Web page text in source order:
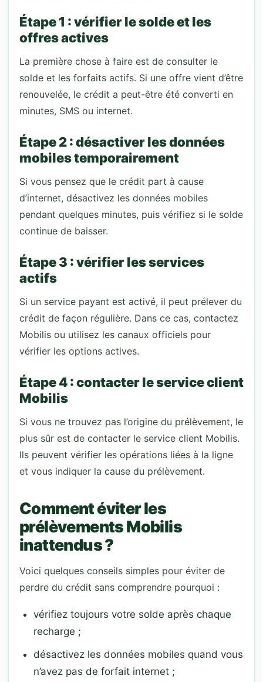
Étape 1 : vérifier le solde et les
offres actives
La première chose à faire est de consulter le
solde et les forfaits actifs. Si une offre vient d’être
renouvelée, le crédit a peut-être été converti en
minutes, SMS ou internet.
Étape 2 : désactiver les données
mobiles temporairement
Si vous pensez que le crédit part à cause
d’internet, désactivez les données mobiles
pendant quelques minutes, puis vérifiez si le solde
continue de baisser.
Étape 3 : vérifier les services
actifs
Si un service payant est activé, il peut prélever du
crédit de façon régulière. Dans ce cas, contactez
Mobilis ou utilisez les canaux officiels pour
vérifier les options actives.
Étape 4 : contacter le service client
Mobilis
Si vous ne trouvez pas l’origine du prélèvement, le
plus sûr est de contacter le service client Mobilis.
Ils peuvent vérifier les opérations liées à la ligne
et vous indiquer la cause du prélèvement.
Comment éviter les
prélèvements Mobilis
inattendus ?
Voici quelques conseils simples pour éviter de
perdre du crédit sans comprendre pourquoi :
vérifiez toujours votre solde après chaque
recharge ;
désactivez les données mobiles quand vous
n’avez pas de forfait internet ;